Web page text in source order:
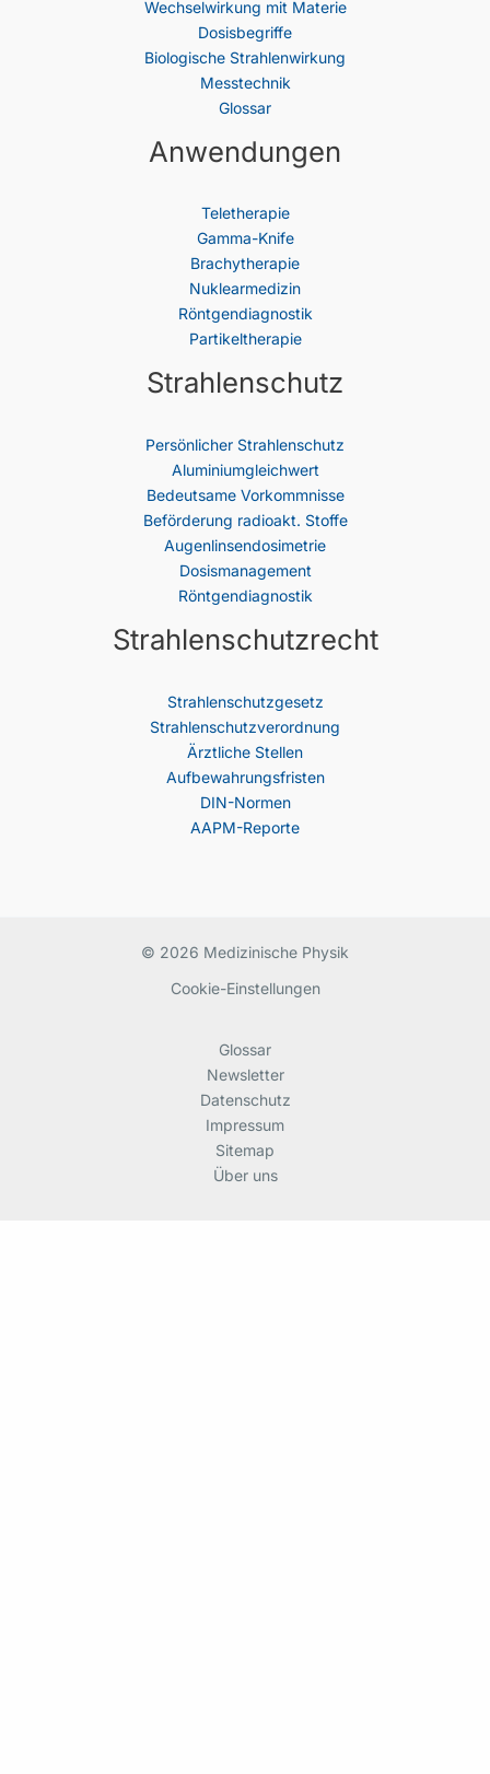
Wechselwirkung mit Materie
Dosisbegriffe
Biologische Strahlenwirkung
Messtechnik
Glossar
Anwendungen
Teletherapie
Gamma-Knife
Brachytherapie
Nuklearmedizin
Röntgendiagnostik
Partikeltherapie
Strahlenschutz
Persönlicher Strahlenschutz
Aluminiumgleichwert
Bedeutsame Vorkommnisse
Beförderung radioakt. Stoffe
Augenlinsendosimetrie
Dosismanagement
Röntgendiagnostik
Strahlenschutzrecht
Strahlenschutz­gesetz
Strahlenschutzverordnung
Ärztliche Stellen
Aufbewahrungsfristen
DIN-Normen
AAPM-Reporte
© 2026 Medizinische Physik
Cookie-Einstellungen
Glossar
Newsletter
Datenschutz
Impressum
Sitemap
Über uns